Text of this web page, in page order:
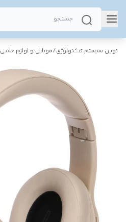
نوین سیستم تکنولوژی/موبایل و لوازم جانبی